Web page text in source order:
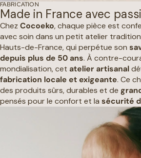
FABRICATION
Made in France avec
Chez Cocoeko, chaque pièce est
avec soin dans un petit atelier
Hauts-de-France, qui perpétue son
depuis plus de 50 ans. À contre-
mondialisation, cet atelier artisanal
fabrication locale et exigeante. Ce
des produits sûrs, durables et de
pensés pour le confort et la sécurité